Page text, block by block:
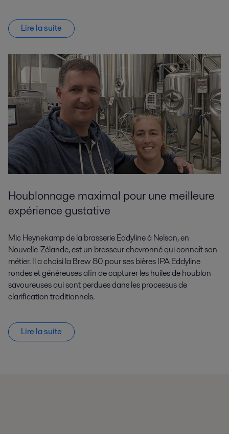
Lire la suite
Houblonnage maximal pour une meilleure
expérience gustative
Mic Heynekamp de la brasserie Eddyline à Nelson, en
Nouvelle-Zélande, est un brasseur chevronné qui connaît son
métier. Il a choisi la Brew 80 pour ses bières IPA Eddyline
rondes et généreuses afin de capturer les huiles de houblon
savoureuses qui sont perdues dans les processus de
clarification traditionnels.
Lire la suite